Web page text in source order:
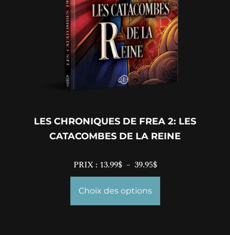
LES CHRONIQUES DE FREA 2: LES
CATACOMBES DE LA REINE
PRIX : 13.99$ – 39.95$
Choix des options